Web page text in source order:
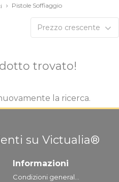
Pistole Soffiaggio
Prezzo crescente
trovato!
la ricerca.
su Victualia®
Informazioni
Condizioni general...